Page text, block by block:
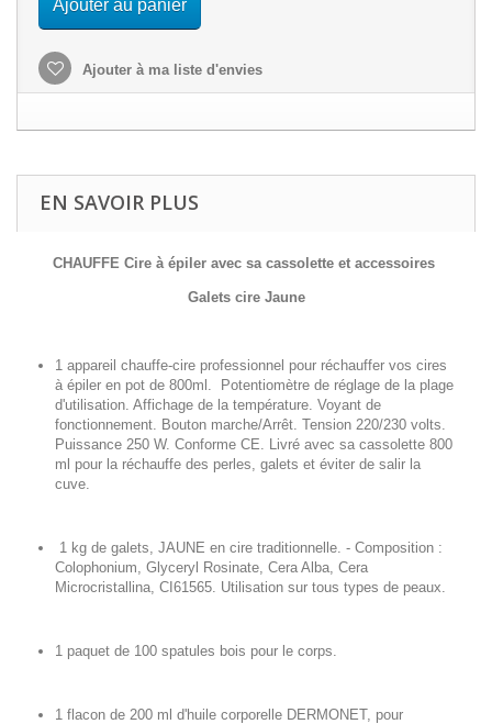
Ajouter au panier
Ajouter à ma liste d'envies
EN SAVOIR PLUS
CHAUFFE Cire à épiler avec sa cassolette et accessoires
Galets cire Jaune
1 appareil chauffe-cire professionnel pour réchauffer vos cires
à épiler en pot de 800ml. Potentiomètre de réglage de la plage
d'utilisation. Affichage de la température. Voyant de
fonctionnement. Bouton marche/Arrêt. Tension 220/230 volts.
Puissance 250 W. Conforme CE. Livré avec sa cassolette 800
ml pour la réchauffe des perles, galets et éviter de salir la
cuve.
1 kg de galets, JAUNE en cire traditionnelle. - Composition :
Colophonium, Glyceryl Rosinate, Cera Alba, Cera
Microcristallina, CI61565. Utilisation sur tous types de peaux.
1 paquet de 100 spatules bois pour le corps.
1 flacon de 200 ml d'huile corporelle DERMONET, pour